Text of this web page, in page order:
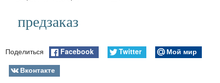
предзаказ
Поделиться Facebook Twitter
Мой мир
Вконтакте